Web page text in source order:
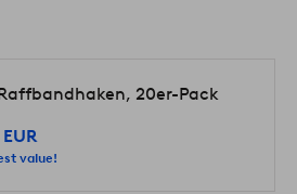
20er-Pack
value!